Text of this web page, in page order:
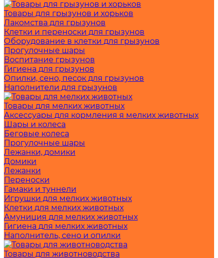
Товары для грызунов и хорьков
Лакомства для грызунов
Клетки и переноски для грызунов
Оборудование в клетки для грызунов
Прогулочные шары
Воспитание грызунов
Гигиена для грызунов
Опилки, сено, песок для грызунов
Наполнители для грызунов
Товары для мелких животных
Аксессуары для кормления я мелких животных
Шары и колеса
Беговые колеса
Прогулочные шары
Лежанки, домики
Домики
Лежанки
Переноски
Гамаки и туннели
Игрушки для мелких животных
Клетки для мелких животных
Амуниция для мелких животных
Гигиена для мелких животных
Наполнитель, сено и опилки
Товары для животноводства